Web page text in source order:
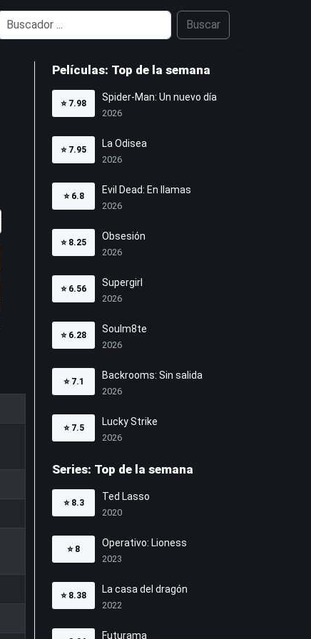
Buscar
Películas: Top de la semana
⭐ 7.98
Spider-Man: Un nuevo día
2026
⭐ 7.95
La Odisea
2026
⭐ 6.8
Evil Dead: En llamas
2026
⭐ 8.25
Obsesión
2026
⭐ 6.56
Supergirl
2026
⭐ 6.28
Soulm8te
2026
⭐ 7.1
Backrooms: Sin salida
2026
⭐ 7.5
Lucky Strike
2026
Series: Top de la semana
⭐ 8.3
Ted Lasso
2020
⭐ 8
Operativo: Lioness
2023
⭐ 8.38
La casa del dragón
2022
Futurama